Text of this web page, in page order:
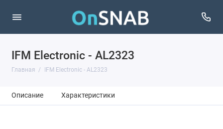
IFM Electronic - AL2323
Главная IFM Electronic - AL2323
Описание Характеристики